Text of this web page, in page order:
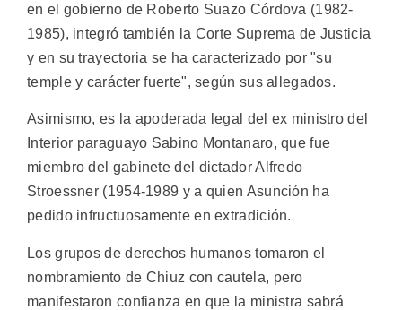
en el gobierno de Roberto Suazo Córdova (1982-
1985), integró también la Corte Suprema de Justicia
y en su trayectoria se ha caracterizado por "su
temple y carácter fuerte", según sus allegados.
Asimismo, es la apoderada legal del ex ministro del
Interior paraguayo Sabino Montanaro, que fue
miembro del gabinete del dictador Alfredo
Stroessner (1954-1989 y a quien Asunción ha
pedido infructuosamente en extradición.
Los grupos de derechos humanos tomaron el
nombramiento de Chiuz con cautela, pero
manifestaron confianza en que la ministra sabrá